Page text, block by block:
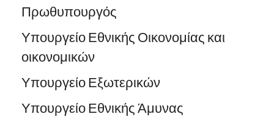
Πρωθυπουργός
Υπουργείο Εθνικής Οικονομίας και
οικονομικών
Υπουργείο Εξωτερικών
Υπουργείο Εθνικής Άμυνας